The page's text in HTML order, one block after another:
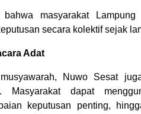
masyarakat Lampung
secara kolektif sejak
Adat
Nuwo Sesat
Masyarakat dapat
keputusan penting,